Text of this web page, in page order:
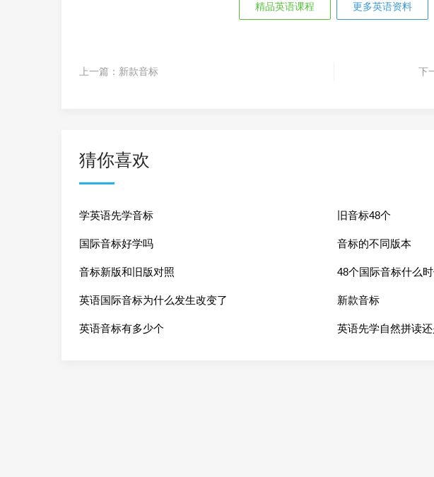
精品英语课程 更多英语资料
上一篇： 新款音标 下
猜你喜欢
学英语先学音标 旧音标48个
国际音标好学吗 音标的不同版本
音标新版和旧版对照 48个国际音标什么
英语国际音标为什么发生改变了 新款音标
英语音标有多少个 英语先学自然拼读